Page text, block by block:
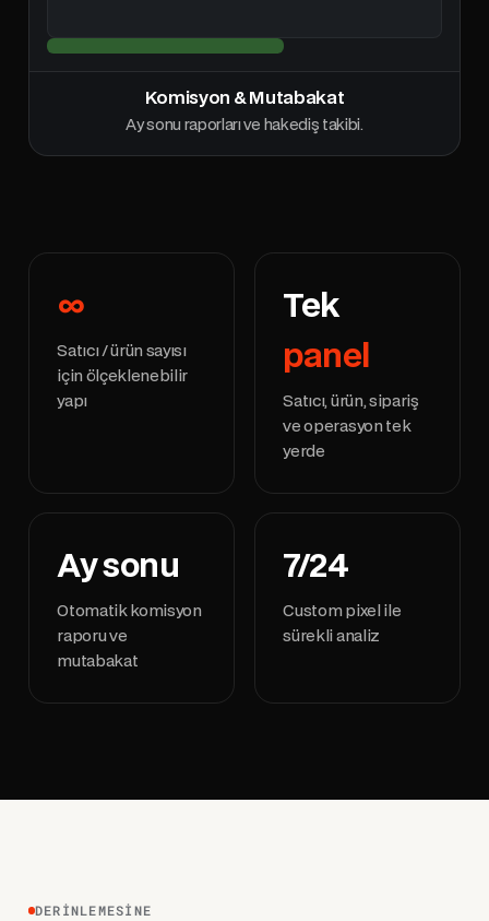
Komisyon & Mutabakat
Ay sonu raporları ve hakediş takibi.
∞
Satıcı / ürün sayısı
için ölçeklenebilir
yapı
Tek
panel
Satıcı, ürün, sipariş
ve operasyon tek
yerde
Ay sonu
Otomatik komisyon
raporu ve
mutabakat
7/24
Custom pixel ile
sürekli analiz
DERINLEMESINE